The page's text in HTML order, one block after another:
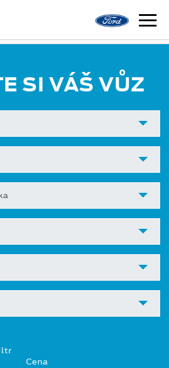
SI VÁŠ VŮZ
Cena